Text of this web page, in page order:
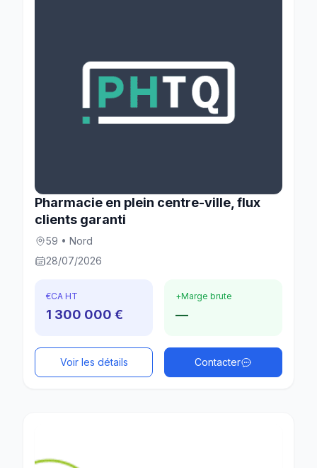
Pharmacie en plein centre-ville, flux
clients garanti
59 • Nord
28/07/2026
€CA HT
1 300 000 €
+Marge brute
—
Voir les détails Contacter